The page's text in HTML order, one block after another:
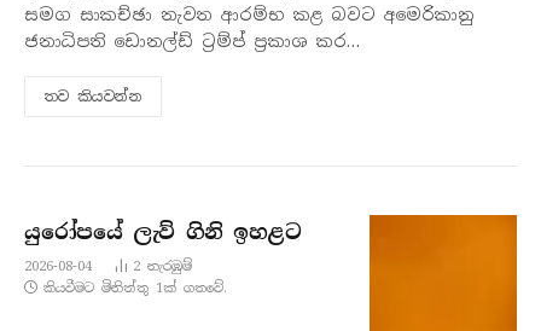
සමග සාකච්ඡා නැවත ආරම්භ කළ බවට අමෙරිකානු
ජනාධිපති ඩොනල්ඩ් ට්‍රම්ප් ප්‍රකාශ කර…
තව කියවන්​න
යුරෝපයේ ලැව් ගිනි ඉහළට
2026-08-04 2 නැරඹු​ම්
කියවීමට මිනිත්තු 1ක් ගතවේ.